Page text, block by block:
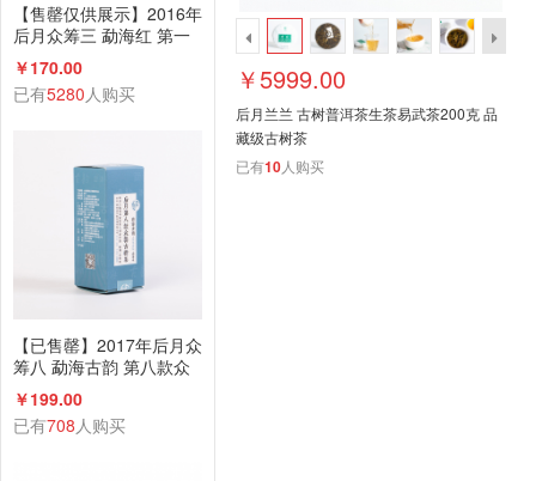
【售罄仅供展示】2016年
后月众筹三 勐海红 第一
款众筹古树红茶 200g散
茶 品饮级
￥170.00
已有5280人购买
【已售罄】2017年后月众
筹八 勐海古韵 第八款众
筹古树茶 生茶 6g小饼*17
饼 品饮级
￥199.00
已有708人购买
￥5999.00
后月兰兰 古树普洱茶生茶易武茶200克 品
藏级古树茶
已有10人购买